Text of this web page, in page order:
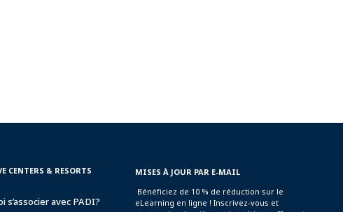
MISES À JOUR PAR E-MAIL
Bénéficiez de 10 % de réduction sur le
eLearning en ligne ! Inscrivez-vous et
CENTERS & RESORTS
s’associer avec PADI?